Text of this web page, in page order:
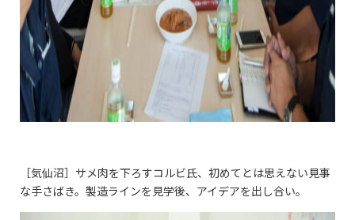
［気仙沼］サメ肉を下ろすコルビ氏、初めてとは思えない見事
な手さばき。製造ラインを見学後、アイデアを出し合い。